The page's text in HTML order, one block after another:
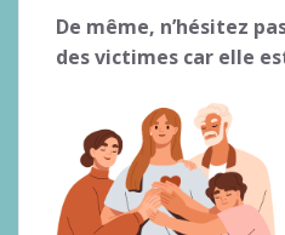
De même, n’hésitez
des victimes car elle